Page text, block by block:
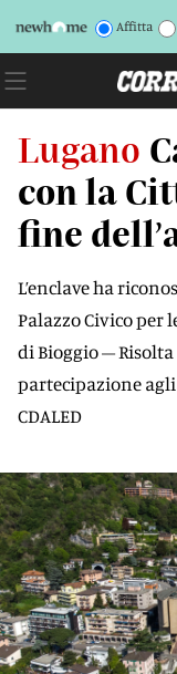
Affitta
Lugano
con la
fine
L’enclave ha
Palazzo Civico per
di Bioggio –
partecipazione
CDALED